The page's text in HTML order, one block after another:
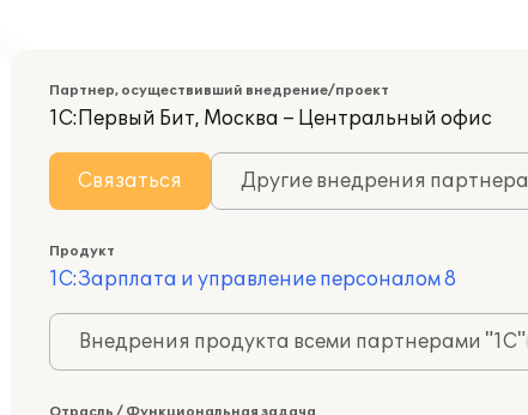
Партнер, осуществивший внедрение/проект
1С:Первый Бит, Москва – Центральный офис
Связаться Другие внедрения партнера
Продукт
1С:Зарплата и управление персоналом 8
Внедрения продукта всеми партнерами "1С"